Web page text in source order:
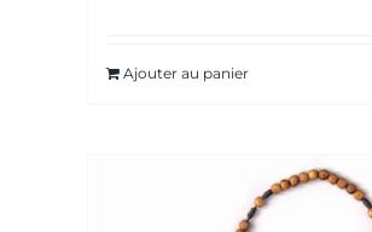
Ajouter au panier